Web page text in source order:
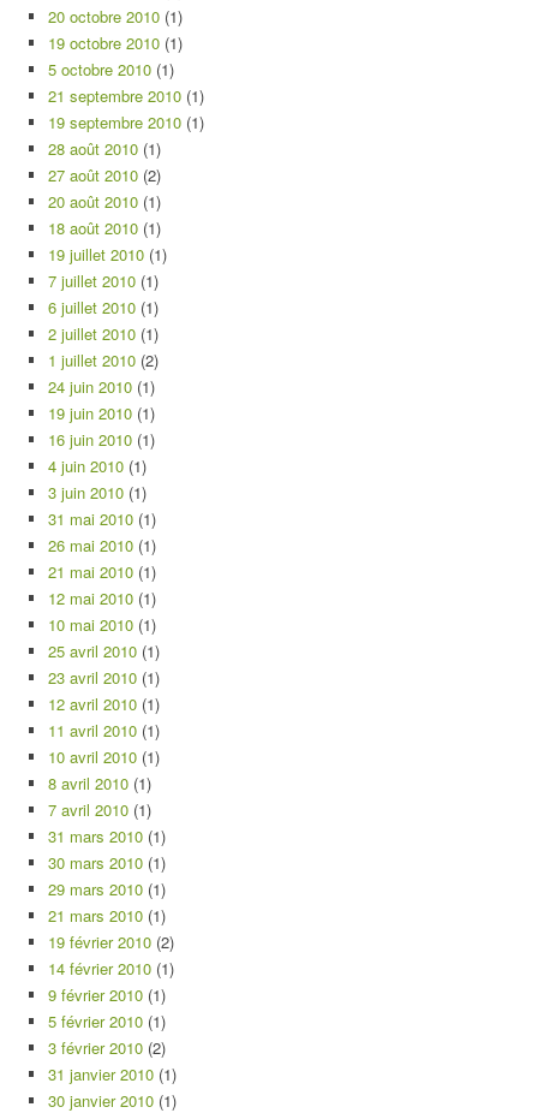
20 octobre 2010 (1)
19 octobre 2010 (1)
5 octobre 2010 (1)
21 septembre 2010 (1)
19 septembre 2010 (1)
28 août 2010 (1)
27 août 2010 (2)
20 août 2010 (1)
18 août 2010 (1)
19 juillet 2010 (1)
7 juillet 2010 (1)
6 juillet 2010 (1)
2 juillet 2010 (1)
1 juillet 2010 (2)
24 juin 2010 (1)
19 juin 2010 (1)
16 juin 2010 (1)
4 juin 2010 (1)
3 juin 2010 (1)
31 mai 2010 (1)
26 mai 2010 (1)
21 mai 2010 (1)
12 mai 2010 (1)
10 mai 2010 (1)
25 avril 2010 (1)
23 avril 2010 (1)
12 avril 2010 (1)
11 avril 2010 (1)
10 avril 2010 (1)
8 avril 2010 (1)
7 avril 2010 (1)
31 mars 2010 (1)
30 mars 2010 (1)
29 mars 2010 (1)
21 mars 2010 (1)
19 février 2010 (2)
14 février 2010 (1)
9 février 2010 (1)
5 février 2010 (1)
3 février 2010 (2)
31 janvier 2010 (1)
30 janvier 2010 (1)